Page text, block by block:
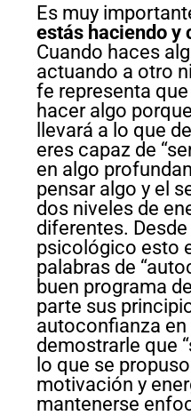
Es muy
estás haciendo y
Cuando haces
actuando a otro
fe representa
hacer algo
llevará a lo que
eres capaz de
en algo
pensar algo y el
dos niveles de
diferentes.
psicológico esto
palabras de
buen programa
parte sus
autoconfianza en
demostrarle que
lo que se
motivación y
mantenerse